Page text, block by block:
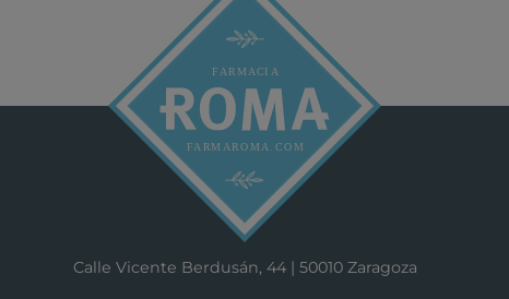
Calle Vicente Berdusán, 44 | 50010 Zaragoza